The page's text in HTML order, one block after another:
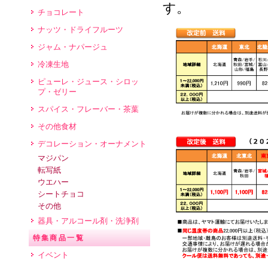
チョコレート
ナッツ・ドライフルーツ
ジャム・ナパージュ
冷凍生地
ピューレ・ジュース・シロッ
プ・ゼリー
スパイス・フレーバー・茶葉
その他食材
デコレーション・オーナメント
マジパン
転写紙
ウエハー
シートチョコ
その他
器具・アルコール剤・洗浄剤
特集商品一覧
イベント
す。